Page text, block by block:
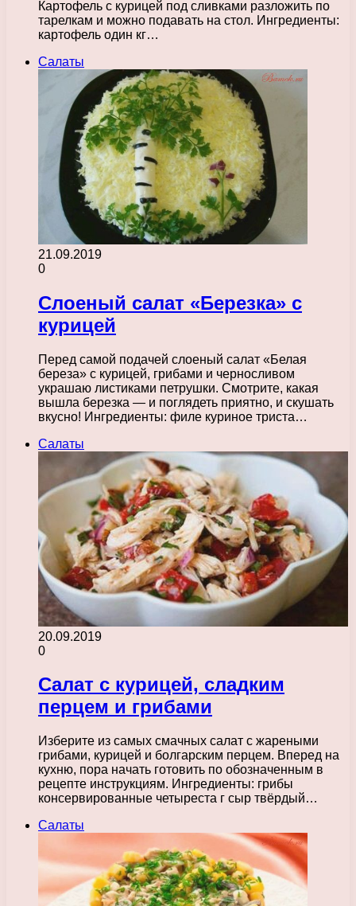
Картофель с курицей под сливками разложить по
тарелкам и можно подавать на стол. Ингредиенты:
картофель один кг…
Салаты
21.09.2019
0
Слоеный салат «Березка» с
курицей
Перед самой подачей слоеный салат «Белая
береза» с курицей, грибами и черносливом
украшаю листиками петрушки. Смотрите, какая
вышла березка — и поглядеть приятно, и скушать
вкусно! Ингредиенты: филе куриное триста…
Салаты
20.09.2019
0
Салат с курицей, сладким
перцем и грибами
Изберите из самых смачных салат с жареными
грибами, курицей и болгарским перцем. Вперед на
кухню, пора начать готовить по обозначенным в
рецепте инструкциям. Ингредиенты: грибы
консервированные четыреста г сыр твёрдый…
Салаты